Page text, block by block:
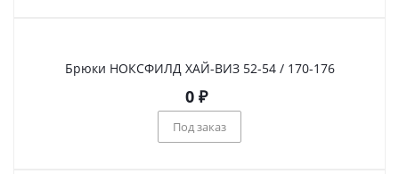
Брюки НОКСФИЛД ХАЙ-ВИЗ 52-54 / 170-176
0 ₽
Под заказ